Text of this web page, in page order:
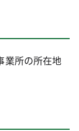
業所の所在地